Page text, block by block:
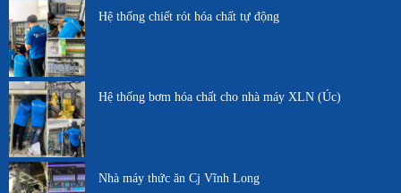
Hệ thống chiết rót hóa chất tự động
Hệ thống bơm hóa chất cho nhà máy XLN (Úc)
Nhà máy thức ăn Cj Vĩnh Long